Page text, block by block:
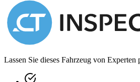
Lassen Sie dieses Fahrzeug von Experten